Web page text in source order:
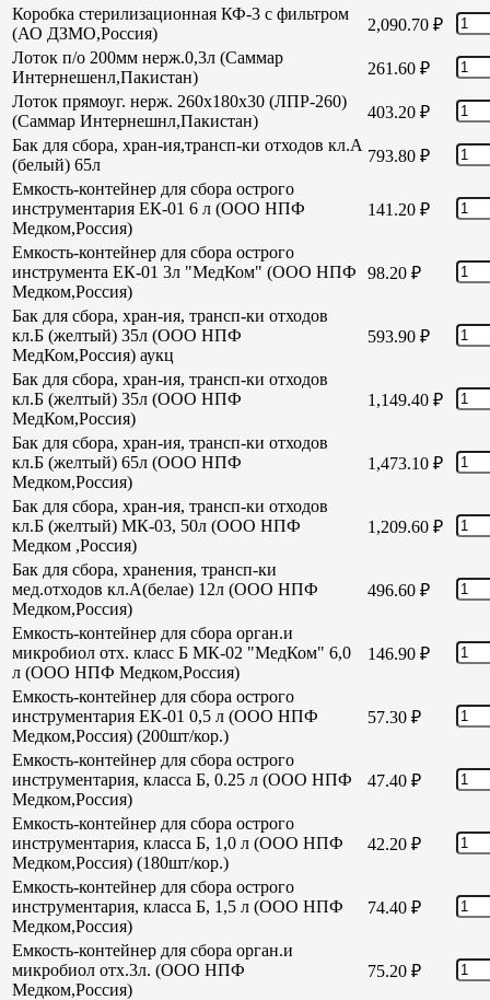
Коробка стерилизационная КФ-3 с фильтром
(АО ДЗМО,Россия)
2,090.70 ₽
Лоток п/о 200мм нерж.0,3л (Саммар
Интернешенл,Пакистан)
261.60 ₽
Лоток прямоуг. нерж. 260х180х30 (ЛПР-260)
(Саммар Интернешнл,Пакистан)
403.20 ₽
Бак для сбора, хран-ия,трансп-ки отходов кл.А
(белый) 65л
793.80 ₽
Емкость-контейнер для сбора острого
инструментария ЕК-01 6 л (ООО НПФ
Медком,Россия)
141.20 ₽
Емкость-контейнер для сбора острого
инструмента ЕК-01 3л "МедКом" (ООО НПФ
Медком,Россия)
98.20 ₽
Бак для сбора, хран-ия, трансп-ки отходов
кл.Б (желтый) 35л (ООО НПФ
МедКом,Россия) аукц
593.90 ₽
Бак для сбора, хран-ия, трансп-ки отходов
кл.Б (желтый) 35л (ООО НПФ
МедКом,Россия)
1,149.40 ₽
Бак для сбора, хран-ия, трансп-ки отходов
кл.Б (желтый) 65л (ООО НПФ
Медком,Россия)
1,473.10 ₽
Бак для сбора, хран-ия, трансп-ки отходов
кл.Б (желтый) МК-03, 50л (ООО НПФ
Медком ,Россия)
1,209.60 ₽
Бак для сбора, хранения, трансп-ки
мед.отходов кл.А(белае) 12л (ООО НПФ
Медком,Россия)
496.60 ₽
Емкость-контейнер для сбора орган.и
микробиол отх. класс Б МК-02 "МедКом" 6,0
л (ООО НПФ Медком,Россия)
146.90 ₽
Емкость-контейнер для сбора острого
инструментария ЕК-01 0,5 л (ООО НПФ
Медком,Россия) (200шт/кор.)
57.30 ₽
Емкость-контейнер для сбора острого
инструментария, класса Б, 0.25 л (ООО НПФ
Медком,Россия)
47.40 ₽
Емкость-контейнер для сбора острого
инструментария, класса Б, 1,0 л (ООО НПФ
Медком,Россия) (180шт/кор.)
42.20 ₽
Емкость-контейнер для сбора острого
инструментария, класса Б, 1,5 л (ООО НПФ
Медком,Россия)
74.40 ₽
Емкость-контейнер для сбора орган.и
микробиол отх.3л. (ООО НПФ
Медком,Россия)
75.20 ₽